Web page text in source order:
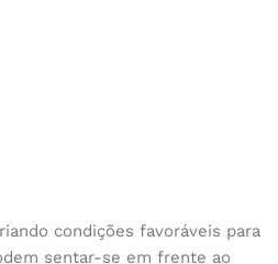
condições favoráveis para
sentar-se em frente ao